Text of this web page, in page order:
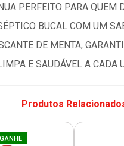
PERFEITO PARA QUEM
BUCAL COM UM
DE MENTA,
E SAUDÁVEL A CADA
Produtos